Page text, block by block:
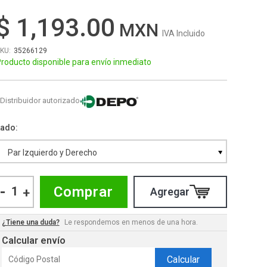
1,193.00 IVA Incluido
35266129
disponible para envío inmediato
Distribuidor autorizado
Par Izquierdo y Derecho
- + Comprar
¿Tiene una duda? Le respondemos en menos de una hora.
Calcular envío
Calcular